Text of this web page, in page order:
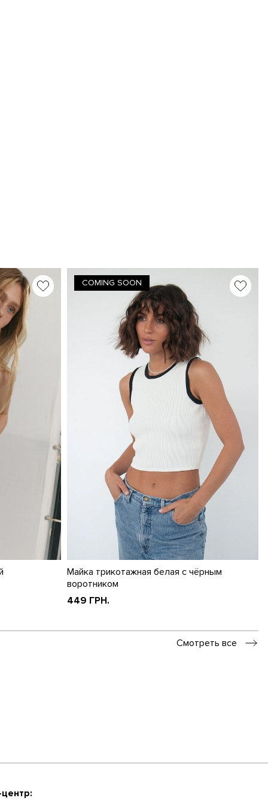
COMING SOON
Майка трикотажная белая с чёрным
воротником
449 ГРН.
Смотреть все